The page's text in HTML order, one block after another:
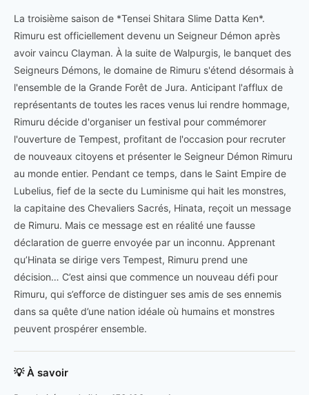
La troisième saison de *Tensei Shitara Slime Datta Ken*.
Rimuru est officiellement devenu un Seigneur Démon après
avoir vaincu Clayman. À la suite de Walpurgis, le banquet des
Seigneurs Démons, le domaine de Rimuru s'étend désormais à
l'ensemble de la Grande Forêt de Jura. Anticipant l'afflux de
représentants de toutes les races venus lui rendre hommage,
Rimuru décide d'organiser un festival pour commémorer
l'ouverture de Tempest, profitant de l'occasion pour recruter
de nouveaux citoyens et présenter le Seigneur Démon Rimuru
au monde entier. Pendant ce temps, dans le Saint Empire de
Lubelius, fief de la secte du Luminisme qui hait les monstres,
la capitaine des Chevaliers Sacrés, Hinata, reçoit un message
de Rimuru. Mais ce message est en réalité une fausse
déclaration de guerre envoyée par un inconnu. Apprenant
qu’Hinata se dirige vers Tempest, Rimuru prend une
décision… C’est ainsi que commence un nouveau défi pour
Rimuru, qui s’efforce de distinguer ses amis de ses ennemis
dans sa quête d’une nation idéale où humains et monstres
peuvent prospérer ensemble.
💡 À savoir